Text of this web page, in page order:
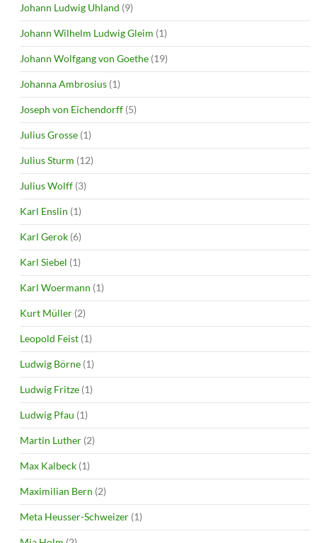
Johann Ludwig Uhland (9)
Johann Wilhelm Ludwig Gleim (1)
Johann Wolfgang von Goethe (19)
Johanna Ambrosius (1)
Joseph von Eichendorff (5)
Julius Grosse (1)
Julius Sturm (12)
Julius Wolff (3)
Karl Enslin (1)
Karl Gerok (6)
Karl Siebel (1)
Karl Woermann (1)
Kurt Müller (2)
Leopold Feist (1)
Ludwig Börne (1)
Ludwig Fritze (1)
Ludwig Pfau (1)
Martin Luther (2)
Max Kalbeck (1)
Maximilian Bern (2)
Meta Heusser-Schweizer (1)